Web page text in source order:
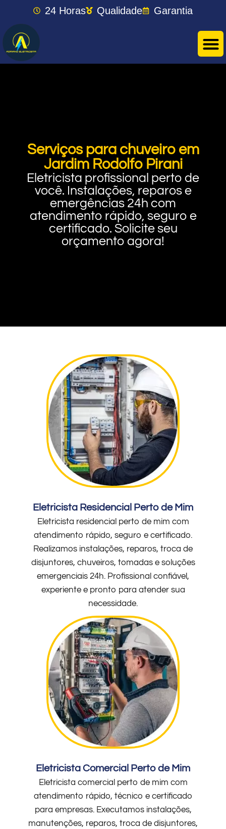
24 Horas Qualidade Garantia
Serviços para chuveiro em
Jardim Rodolfo Pirani
Eletricista profissional perto de
você. Instalações, reparos e
emergências 24h com
atendimento rápido, seguro e
certificado. Solicite seu
orçamento agora!
Eletricista Residencial Perto de Mim
Eletricista residencial perto de mim com
atendimento rápido, seguro e certificado.
Realizamos instalações, reparos, troca de
disjuntores, chuveiros, tomadas e soluções
emergenciais 24h. Profissional confiável,
experiente e pronto para atender sua
necessidade.
Eletricista Comercial Perto de Mim
Eletricista comercial perto de mim com
atendimento rápido, técnico e certificado
para empresas. Executamos instalações,
manutenções, reparos, troca de disjuntores,